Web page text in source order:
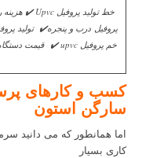
کسب و کارهای
سارگن استون
اما همانطور که می دانید
کاری بسیار